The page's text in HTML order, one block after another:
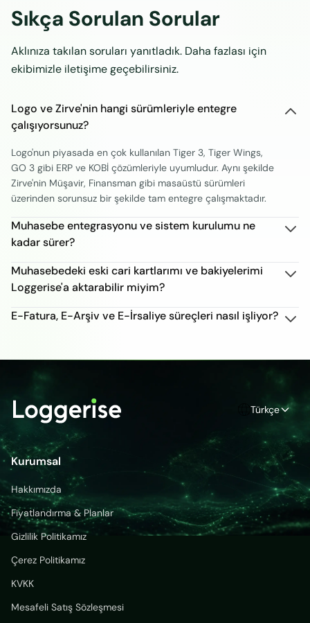
Sıkça Sorulan Sorular
Aklınıza takılan soruları yanıtladık. Daha fazlası için
ekibimizle iletişime geçebilirsiniz.
Logo ve Zirve'nin hangi sürümleriyle entegre
çalışıyorsunuz?
Logo'nun piyasada en çok kullanılan Tiger 3, Tiger Wings,
GO 3 gibi ERP ve KOBİ çözümleriyle uyumludur. Aynı şekilde
Zirve'nin Müşavir, Finansman gibi masaüstü sürümleri
üzerinden sorunsuz bir şekilde tam entegre çalışmaktadır.
Muhasebe entegrasyonu ve sistem kurulumu ne
kadar sürer?
Muhasebedeki eski cari kartlarımı ve bakiyelerimi
Loggerise'a aktarabilir miyim?
E-Fatura, E-Arşiv ve E-İrsaliye süreçleri nasıl işliyor?
Türkçe
Kurumsal
Hakkımızda
Fiyatlandırma & Planlar
Gizlilik Politikamız
Çerez Politikamız
KVKK
Mesafeli Satış Sözleşmesi